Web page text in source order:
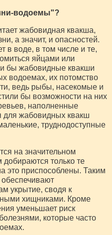
водоемы"?
жабовидная квакша,
а значит, и опасностей.
в воде, в том числе и те,
яйцами или
бы жабовидные квакши
водоемах, их потомство
ведь рыбы, насекомые и
бы возможности на них
наполненные
для жабовидных квакш
труднодоступные
на значительном
добираются только те
это приспособлены. Таким
укрытие, сводя к
хищниками. Кроме
уменьшает риск
которые часто